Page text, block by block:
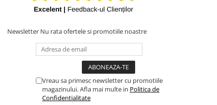
iPhone X
iPhone 8
iPhone 7 Plus
iPhone SE 2020 2nd
iPhone 6s Plus
Newsletter Nu rata ofertele si promotiile noastre
Vreau sa primesc newsletter cu promotiile
magazinului. Afla mai multe in Politica de
Confidentialitate